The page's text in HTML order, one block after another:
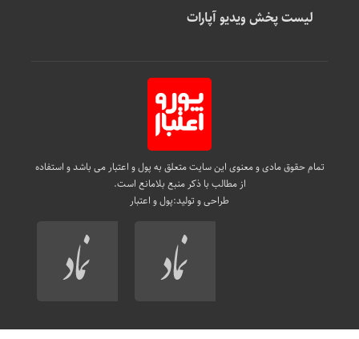
لیست پخش ویدیو آپارات
تمام حقوق مادی و معنوی این سایت متعلق به پول و اعتبار می باشد و استفاده
از مطالب با ذکر منبع بلامانع است.
طراحی و تولید:پول و اعتبار